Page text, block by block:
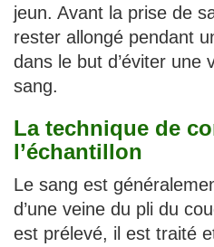
jeun. Avant la prise de
rester allongé pendant
dans le but d’éviter une
sang.
La technique de
l’échantillon
Le sang est
d’une veine du pli du
est prélevé, il est traité